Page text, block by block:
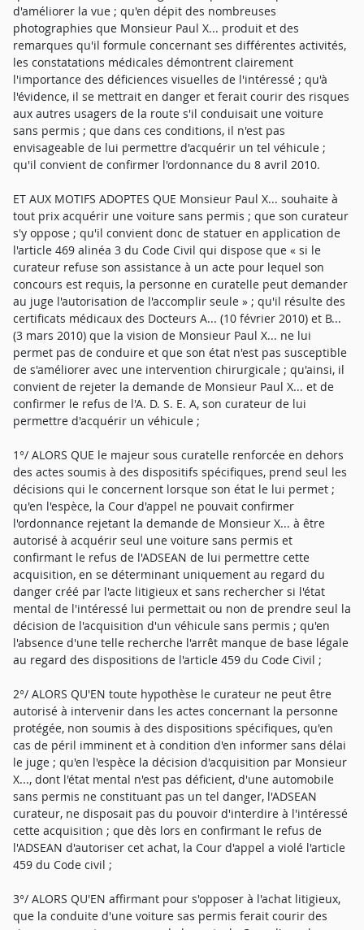
d'améliorer la vue ; qu'en dépit des nombreuses
photographies que Monsieur Paul X... produit et des
remarques qu'il formule concernant ses différentes activités,
les constatations médicales démontrent clairement
l'importance des déficiences visuelles de l'intéressé ; qu'à
l'évidence, il se mettrait en danger et ferait courir des risques
aux autres usagers de la route s'il conduisait une voiture
sans permis ; que dans ces conditions, il n'est pas
envisageable de lui permettre d'acquérir un tel véhicule ;
qu'il convient de confirmer l'ordonnance du 8 avril 2010.
ET AUX MOTIFS ADOPTES QUE Monsieur Paul X... souhaite à
tout prix acquérir une voiture sans permis ; que son curateur
s'y oppose ; qu'il convient donc de statuer en application de
l'article 469 alinéa 3 du Code Civil qui dispose que « si le
curateur refuse son assistance à un acte pour lequel son
concours est requis, la personne en curatelle peut demander
au juge l'autorisation de l'accomplir seule » ; qu'il résulte des
certificats médicaux des Docteurs A... (10 février 2010) et B...
(3 mars 2010) que la vision de Monsieur Paul X... ne lui
permet pas de conduire et que son état n'est pas susceptible
de s'améliorer avec une intervention chirurgicale ; qu'ainsi, il
convient de rejeter la demande de Monsieur Paul X... et de
confirmer le refus de l'A. D. S. E. A, son curateur de lui
permettre d'acquérir un véhicule ;
1°/ ALORS QUE le majeur sous curatelle renforcée en dehors
des actes soumis à des dispositifs spécifiques, prend seul les
décisions qui le concernent lorsque son état le lui permet ;
qu'en l'espèce, la Cour d'appel ne pouvait confirmer
l'ordonnance rejetant la demande de Monsieur X... à être
autorisé à acquérir seul une voiture sans permis et
confirmant le refus de l'ADSEAN de lui permettre cette
acquisition, en se déterminant uniquement au regard du
danger créé par l'acte litigieux et sans rechercher si l'état
mental de l'intéressé lui permettait ou non de prendre seul la
décision de l'acquisition d'un véhicule sans permis ; qu'en
l'absence d'une telle recherche l'arrêt manque de base légale
au regard des dispositions de l'article 459 du Code Civil ;
2°/ ALORS QU'EN toute hypothèse le curateur ne peut être
autorisé à intervenir dans les actes concernant la personne
protégée, non soumis à des dispositions spécifiques, qu'en
cas de péril imminent et à condition d'en informer sans délai
le juge ; qu'en l'espèce la décision d'acquisition par Monsieur
X..., dont l'état mental n'est pas déficient, d'une automobile
sans permis ne constituant pas un tel danger, l'ADSEAN
curateur, ne disposait pas du pouvoir d'interdire à l'intéressé
cette acquisition ; que dès lors en confirmant le refus de
l'ADSEAN d'autoriser cet achat, la Cour d'appel a violé l'article
459 du Code civil ;
3°/ ALORS QU'EN affirmant pour s'opposer à l'achat litigieux,
que la conduite d'une voiture sas permis ferait courir des